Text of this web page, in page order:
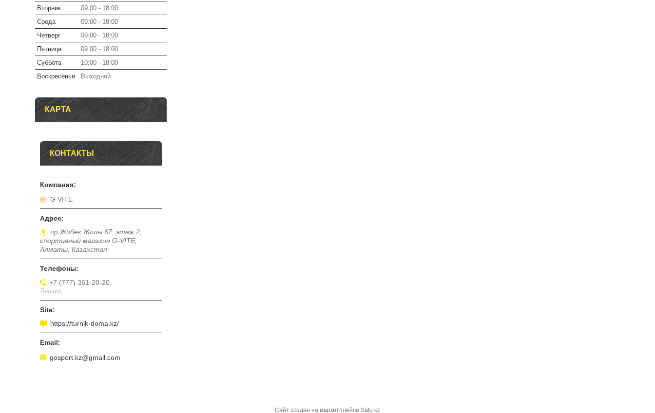
Вторник
09:00
18:00
Среда
09:00
18:00
Четверг
09:00
18:00
Пятница
09:00
18:00
Суббота
10:00
18:00
Воскресенье
Выходной
КАРТА
КОНТАКТЫ
G VITE
пр.Жибек Жолы 67, этаж 2,
спортивный магазин G-VITE,
Алматы, Казахстан
+7 (777) 361-20-20
Леонид
https://turnik-doma.kz/
gosport.kz@gmail.com
Сайт создан на маркетплейсе Satu.kz